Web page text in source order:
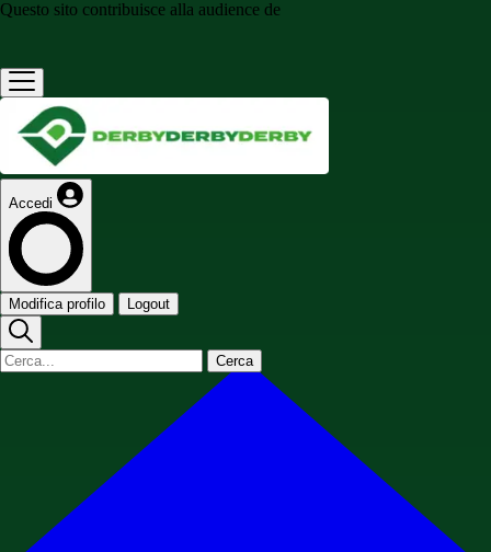
Questo sito contribuisce alla audience de
Accedi
Modifica profilo Logout
Cerca